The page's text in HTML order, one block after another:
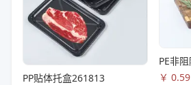
PP贴体托盒261813
PE非
￥ 0.59